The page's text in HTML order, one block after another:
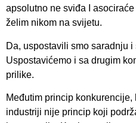
apsolutno ne sviđa I
želim nikom na svijetu.
Da, uspostavili smo saradnju
Uspostavićemo i sa drugim
prilike.
Međutim princip konkurencije,
industriji nije princip koji